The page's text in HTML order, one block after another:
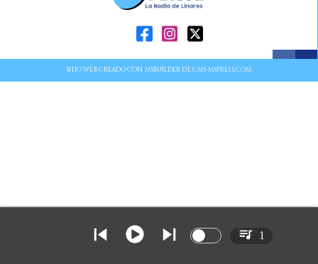
SITIO WEB CREADO CON MSBUILDER DE CMS-MSPRESS.COM
1